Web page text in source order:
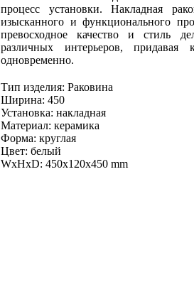
процесс установки. Накладная
изысканного и функционального
превосходное качество и стиль
различных интерьеров, придавая
одновременно.
Тип изделия: Раковина
Ширина: 450
Установка: накладная
Материал: керамика
Форма: круглая
Цвет: белый
WxHxD: 450x120x450 mm